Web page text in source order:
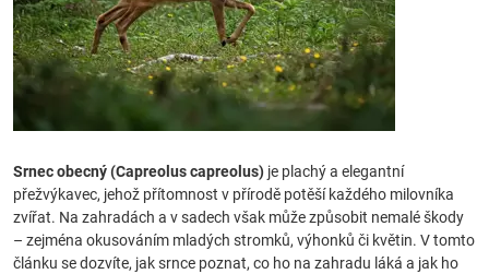
Srnec obecný (Capreolus capreolus) je plachý a elegantní
přežvýkavec, jehož přítomnost v přírodě potěší každého milovníka
zvířat. Na zahradách a v sadech však může způsobit nemalé škody
– zejména okusováním mladých stromků, výhonků či květin. V tomto
článku se dozvíte, jak srnce poznat, co ho na zahradu láká a jak ho